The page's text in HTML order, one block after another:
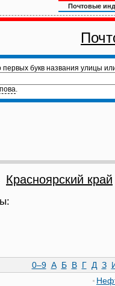
Почтовые
первых букв названия улицы
.
Красноярский край
0–9 А Б В Г Д З